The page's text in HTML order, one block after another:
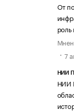
От
7
НИИ
НИИ